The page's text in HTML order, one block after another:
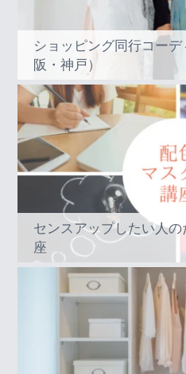
ショッピング同行コー
阪・神戸）
センスアップしたい人
座